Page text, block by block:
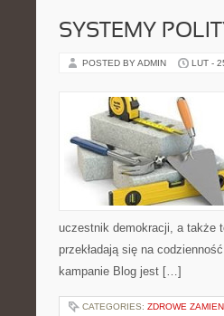
SYSTEMY
POSTED BY ADMIN LUT -
uczestnik demokracji, a także
przekładają się na
kampanie Blog jest […]
CATEGORIES: ZDROWE